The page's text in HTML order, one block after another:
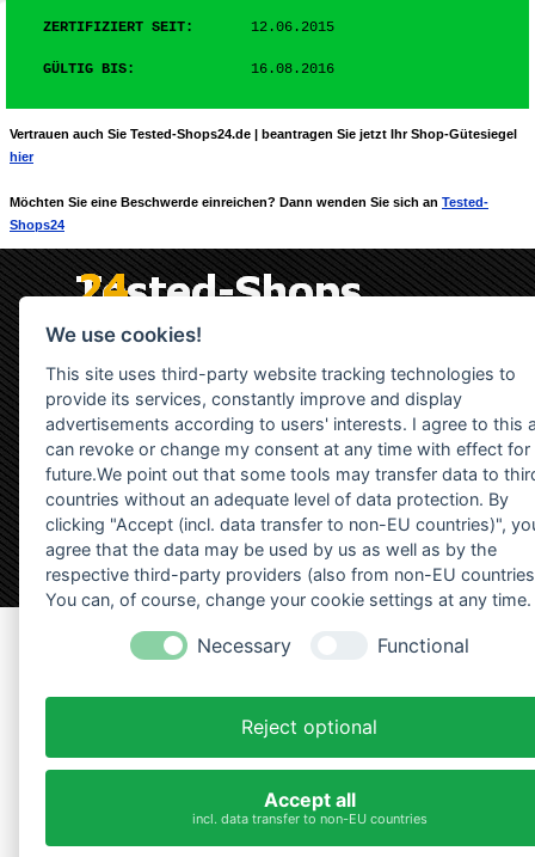
We use cookies!
This site uses third-party website tracking technologies to
provide its services, constantly improve and display
advertisements according to users' interests. I agree to this
can revoke or change my consent at any time with effect for
future.We point out that some tools may transfer data to
countries without an adequate level of data protection. By
clicking "Accept (incl. data transfer to non-EU countries)",
agree that the data may be used by us as well as by the
respective third-party providers (also from non-EU
You can, of course, change your cookie settings at any time.
Necessary Functional
Reject optional
Accept all
incl. data transfer to non-EU countries
ZERTIFIZIERT SEIT: 12.06.2015
GÜLTIG BIS: 16.08.2016
Vertrauen auch Sie Tested-Shops24.de | beantragen Sie jetzt Ihr Shop-Gütesiegel
hier
Möchten Sie eine Beschwerde einreichen? Dann wenden Sie sich an Tested-
Shops24
Zurück zum Seiteninhalt